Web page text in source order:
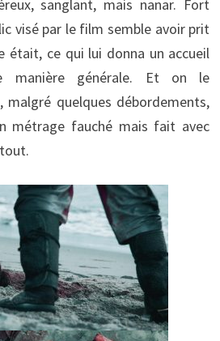
sanglant, mais nanar. Fort
visé par le film semble avoir prit
était, ce qui lui donna un accueil
manière générale. Et on le
malgré quelques débordements,
métrage fauché mais fait avec